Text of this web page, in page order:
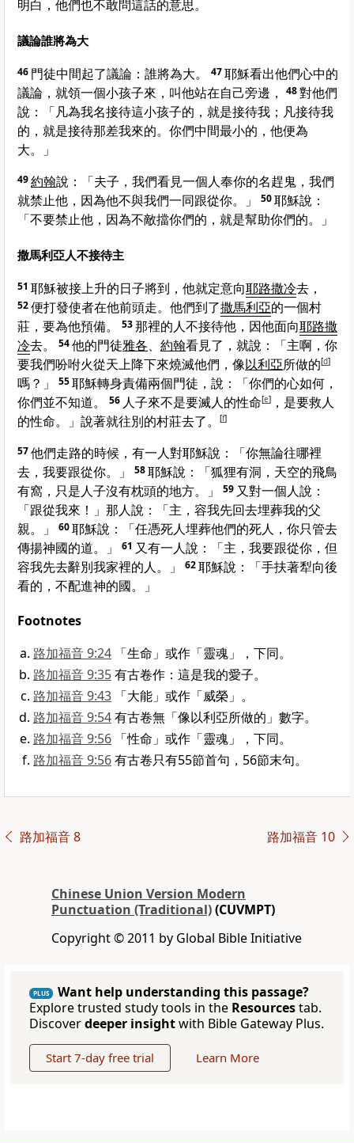
明白，他們也不敢問這話的意思。
議論誰將為大
46 門徒中間起了議論：誰將為大。 47耶穌看出他們心中的
議論，就領一個小孩子來，叫他站在自己旁邊，
48對他們
說：
「凡為我名接待這小孩子的，就是接待我；凡接待我
的，就是接待那差我來的。你們中間最小的，他便為
大。」
49約翰說：「夫子，我們看見一個人奉你的名趕鬼，我們
就禁止他，因為他不與我們一同跟從你。」
50耶穌說：
「不要禁止他，因為不敵擋你們的，就是幫助你們的。」
撒馬利亞人不接待主
51 耶穌被接上升的日子將到，他就定意向耶路撒冷去，
52便打發使者在他前頭走。他們到了撒馬利亞的一個村
莊，要為他預備。
53那裡的人不接待他，因他面向耶路撒
冷去。 54他的門徒雅各、 約翰看見了，就說：「主啊，你
要我們吩咐火從天上降下來燒滅他們，像以利亞所做的[d]
嗎？」 55耶穌轉身責備兩個門徒，說：
「你們的心如何，
你們並不知道。
56 人子來不是要滅人的性命[e] ，是要救人
的性命。」說著就往別的村莊去了。
[f]
57他們走路的時候，有一人對耶穌說：「你無論往哪裡
去，我要跟從你。」
58耶穌說：
「狐狸有洞，天空的飛鳥
有窩，只是人子沒有枕頭的地方。」
59 又對一個人說：
「跟從我來！」 那人說：「主，容我先回去埋葬我的父
親。」
60耶穌說：
「任憑死人埋葬他們的死人，你只管去
傳揚神國的道。」
61 又有一人說：「主，我要跟從你，但
容我先去辭別我家裡的人。」
62耶穌說：
「手扶著犁向後
看的，不配進神的國。」
Footnotes
路加福音 9:24 「生命」或作「靈魂」，下同。
路加福音 9:35有古卷作：這是我的愛子。
路加福音 9:43 「大能」或作「威榮」。
路加福音 9:54有古卷無「像以利亞所做的」數字。
路加福音 9:56 「性命」或作「靈魂」，下同。
路加福音 9:56有古卷只有55節首句，56節末句。
路加福音 8 路加福音 10
Chinese Union Version Modern
Punctuation (Traditional)(CUVMPT)
Copyright © 2011 by Global Bible Initiative
PLUS
Want help understanding this passage?
Explore trusted study tools in the Resourcestab.
Discoverdeeper insightwith Bible Gateway Plus.
Start 7-day free trial Learn More